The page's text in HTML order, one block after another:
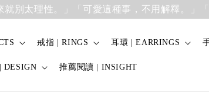
理性。」「可愛這種事，不用解釋。」「點進
戒指 | RINGS 耳環 | EARRINGS
DESIGN 推薦閱讀 | INSIGHT